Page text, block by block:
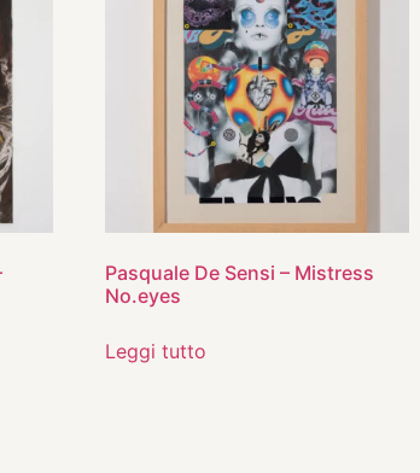
Pasquale De Sensi – Mistress
No.eyes
Leggi tutto